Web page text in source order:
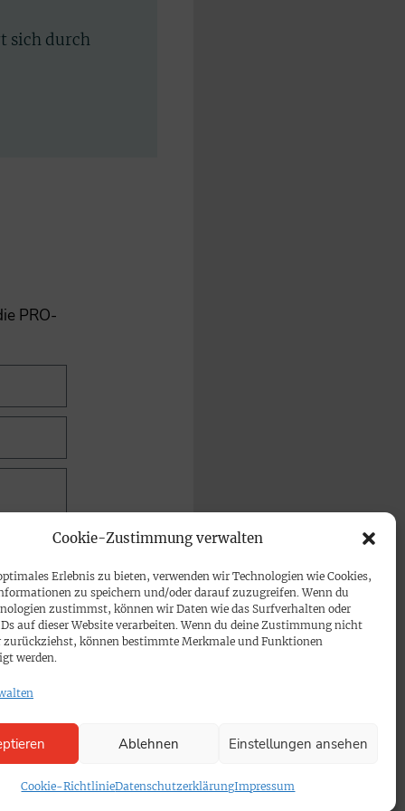
Cookie-Zustimmung verwalten
Erlebnis zu bieten, verwenden wir Technologien wie Cookies,
zu speichern und/oder darauf zuzugreifen. Wenn du
zustimmst, können wir Daten wie das Surfverhalten oder
auf dieser Website verarbeiten. Wenn du deine Zustimmung nicht
zurückziehst, können bestimmte Merkmale und Funktionen
werden.
Ablehnen Einstellungen ansehen
Cookie-RichtlinieDatenschutzerklärungImpressum
sich durch
PRO-